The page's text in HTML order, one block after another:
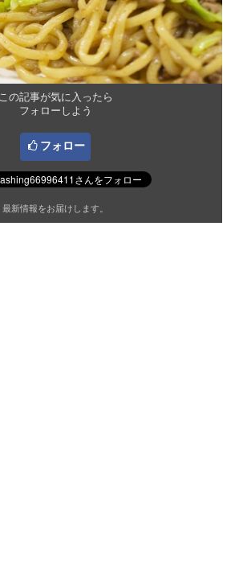
この記事が気に入ったら
フォローしよう
フォロー
最新情報をお届けします。